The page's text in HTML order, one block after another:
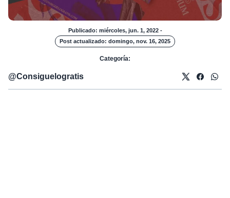
Publicado: miércoles, jun. 1, 2022 -
Post actualizado: domingo, nov. 16, 2025
Categoría:
@Consiguelogratis